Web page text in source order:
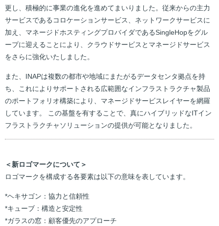
更し、積極的に事業の進化を進めてまいりました。従来からの主力
サービスであるコロケーションサービス、ネットワークサービスに
加え、マネージドホスティングプロバイダであるSingleHopをグル
ープに迎えることにより、クラウドサービスとマネージドサービス
をさらに強化いたしました。
また、INAPは複数の都市や地域にまたがるデータセンタ拠点を持
ち、これによりサポートされる広範囲なインフラストラクチャ製品
のポートフォリオ構築により、マネージドサービスレイヤーを網羅
しています。 この基盤を有することで、真にハイブリッドなITイン
フラストラクチャソリューションの提供が可能となりました。
＜新ロゴマークについて＞
ロゴマークを構成する各要素は以下の意味を表しています。
*ヘキサゴン：協力と信頼性
*キューブ：構造と安定性
*ガラスの窓：顧客優先のアプローチ